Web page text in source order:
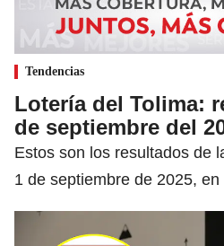
Tendencias
Lotería del Tolima:
de septiembre del
Estos son los resultados de
1 de septiembre de 2025,